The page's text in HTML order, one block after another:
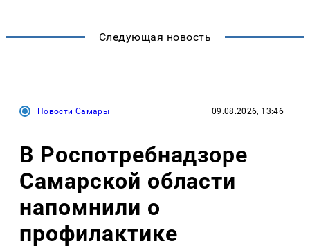
Следующая новость
Новости Самары 09.08.2026, 13:46
В Роспотребнадзоре
Самарской области
напомнили о
профилактике